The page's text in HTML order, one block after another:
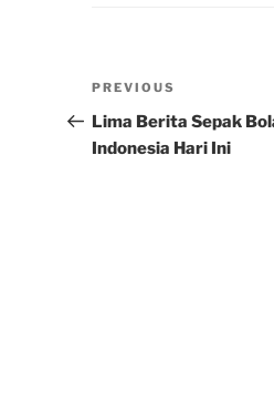
Post
navigation
Previous
Post
PREVIOUS
Lima Berita Sepak
Indonesia Hari Ini